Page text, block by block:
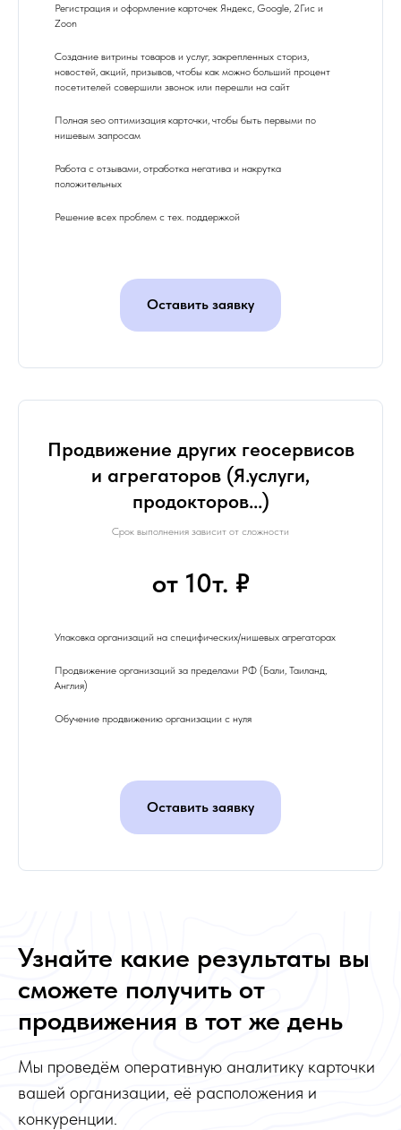
Регистрация и оформление карточек Яндекс, Google, 2Гис и
Zoon
Создание витрины товаров и услуг, закрепленных сториз,
новостей, акций, призывов, чтобы как можно больший процент
посетителей совершили звонок или перешли на сайт
Полная seo оптимизация карточки, чтобы быть первыми по
нишевым запросам
Работа с отзывами, отработка негатива и накрутка
положительных
Решение всех проблем с тех. поддержкой
Оставить заявку
Продвижение других геосервисов
и агрегаторов (Я.услуги,
продокторов...)
Срок выполнения зависит от сложности
от 10т. ₽
Упаковка организаций на специфических/нишевых агрегаторах
Продвижение организаций за пределами РФ (Бали, Таиланд,
Англия)
Обучение продвижению организации с нуля
Оставить заявку
Узнайте какие результаты вы
сможете получить от
продвижения в тот же день
Мы проведём оперативную аналитику карточки
вашей организации, её расположения и
конкуренции.